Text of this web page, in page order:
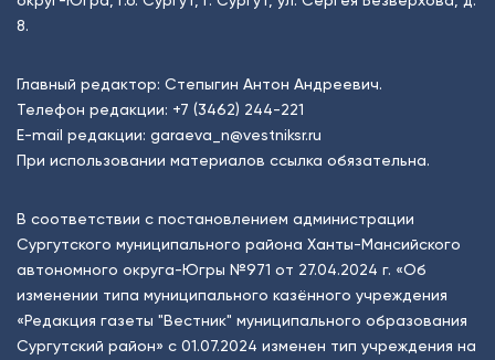
8.
Главный редактор: Степыгин Антон Андреевич.
Телефон редакции: +7 (3462) 244-221
E-mail редакции: garaeva_n@vestniksr.ru
При использовании материалов ссылка обязательна.
В соответствии с постановлением администрации
Сургутского муниципального района Ханты-Мансийского
автономного округа-Югры №971 от 27.04.2024 г. «Об
изменении типа муниципального казённого учреждения
«Редакция газеты "Вестник" муниципального образования
Сургутский район» с 01.07.2024 изменен тип учреждения на